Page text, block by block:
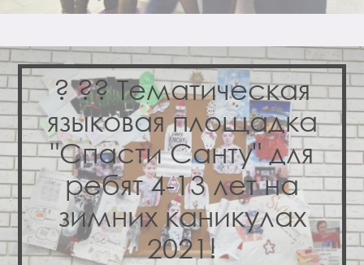
? ?? Тематическая
языковая площадка
"Спасти Санту" для
ребят 4-13 лет на
зимних каникулах
2021!